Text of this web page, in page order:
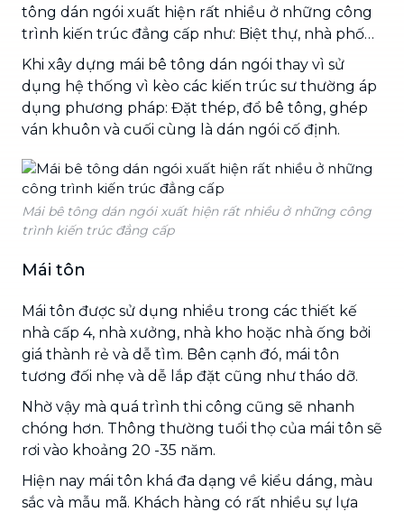
tông dán ngói xuất hiện rất nhiều ở những công
trình kiến trúc đẳng cấp như: Biệt thự, nhà phố…
Khi xây dựng mái bê tông dán ngói thay vì sử
dụng hệ thống vì kèo các kiến trúc sư thường áp
dụng phương pháp: Đặt thép, đổ bê tông, ghép
ván khuôn và cuối cùng là dán ngói cố định.
Mái bê tông dán ngói xuất hiện rất nhiều ở những công
trình kiến trúc đẳng cấp
Mái tôn
Mái tôn được sử dụng nhiều trong các thiết kế
nhà cấp 4, nhà xưởng, nhà kho hoặc nhà ống bởi
giá thành rẻ và dễ tìm. Bên cạnh đó, mái tôn
tương đối nhẹ và dễ lắp đặt cũng như tháo dỡ.
Nhờ vậy mà quá trình thi công cũng sẽ nhanh
chóng hơn. Thông thường tuổi thọ của mái tôn sẽ
rơi vào khoảng 20 -35 năm.
Hiện nay mái tôn khá đa dạng về kiểu dáng, màu
sắc và mẫu mã. Khách hàng có rất nhiều sự lựa